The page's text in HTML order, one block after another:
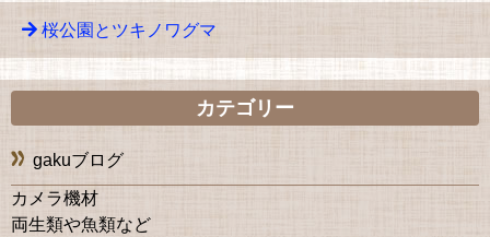
桜公園とツキノワグマ
カテゴリー
gakuブログ
カメラ機材
両生類や魚類など